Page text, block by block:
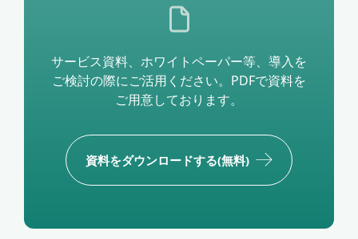
サービス資料、ホワイトペーパー等、導入を
ご検討の際にご活用ください。PDFで資料を
ご用意しております。
資料をダウンロードする(無料)